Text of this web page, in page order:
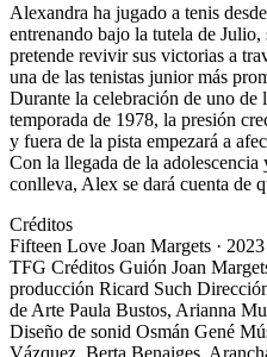
Alexandra ha jugado a tenis
entrenando bajo la tutela de
pretende revivir sus victorias a
una de las tenistas junior más
Durante la celebración de uno de
temporada de 1978, la presión
y fuera de la pista empezará a
Con la llegada de la adolescencia
conlleva, Alex se dará cuenta de
Créditos
Fifteen Love Joan Margets ·
TFG Créditos Guión Joan
producción Ricard Such
de Arte Paula Bustos, Arianna
Diseño de sonid Osmán Gené
Vázquez, Berta Benaiges,